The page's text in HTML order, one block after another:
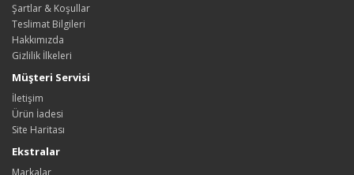
Şartlar & Koşullar
Teslimat Bilgileri
Hakkımızda
Gizlilik İlkeleri
Müşteri Servisi
İletişim
Ürün İadesi
Site Haritası
Ekstralar
Markalar